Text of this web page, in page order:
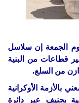
الجمعة إن سلاسل
قطاعات من البنية
من السلع.
الأوكرانية
بجنيف عبر دائرة